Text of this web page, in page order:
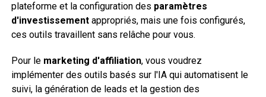
plateforme et la configuration des paramètres
d'investissementappropriés, mais une fois configurés,
ces outils travaillent sans relâche pour vous.
Pour le marketing d'affiliation, vous voudrez
implémenter des outils basés sur l'IA qui automatisent le
suivi, la génération de leads et la gestion des